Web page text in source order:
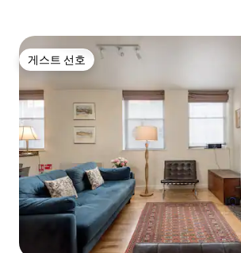
게스트 선호
게스트 선호